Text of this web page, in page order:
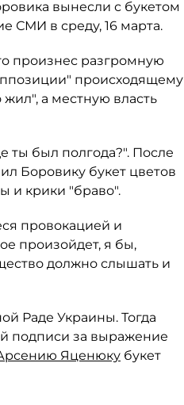
вынесли с букетом
СМИ в среду, 16 марта.
произнес разгромную
происходящему
а местную власть
ты был полгода?". После
Боровику букет цветов
и крики "браво".
провокацией и
произойдет, я бы,
должно слышать и
Раде Украины. Тогда
подписи за выражение
Яценюку букет